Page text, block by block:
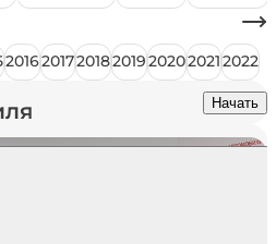
Начать
2016201720182019202020212022